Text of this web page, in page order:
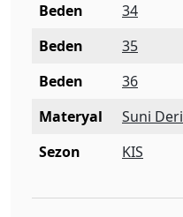
Beden
34
Beden
35
Beden
36
Materyal
Suni Deri
Sezon
KIS